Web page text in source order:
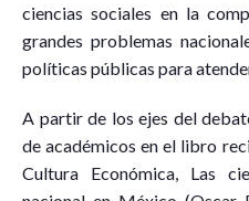
ciencias sociales en la
grandes problemas
políticas públicas para
A partir de los ejes del
de académicos en el libro
Cultura Económica, Las